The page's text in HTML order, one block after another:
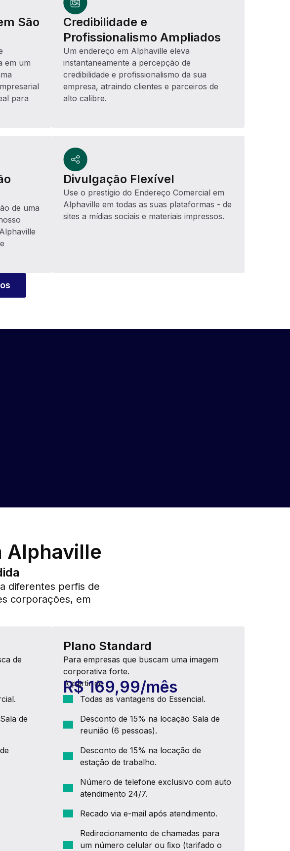
São
em um
para
Credibilidade e
Profissionalismo Ampliados
Um endereço em Alphaville eleva
instantaneamente a percepção de
credibilidade e profissionalismo da sua
empresa, atraindo clientes e parceiros de
alto calibre.
de uma
Divulgação Flexível
Use o prestígio do Endereço Comercial em
Alphaville em todas as suas plataformas - de
sites a mídias sociais e materiais impressos.
Alphaville
diferentes perfis de
corporações, em
de
de
Plano Standard
Para empresas que buscam uma imagem
corporativa forte.
A partir de
R$ 169,99/mês
Todas as vantagens do Essencial.
Desconto de 15% na locação Sala de
reunião (6 pessoas).
Desconto de 15% na locação de
estação de trabalho.
Número de telefone exclusivo com auto
atendimento 24/7.
Recado via e-mail após atendimento.
Redirecionamento de chamadas para
um número celular ou ﬁxo (tarifado o